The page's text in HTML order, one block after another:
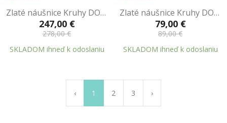
Zlaté náušnice Kruhy DOP24711
247,00 €
278,00 €
SKLADOM ihneď k odoslaniu
Zlaté náušnice Kruhy DOP24703
79,00 €
89,00 €
SKLADOM ihneď k odoslaniu
‹ 1 2 3 ›